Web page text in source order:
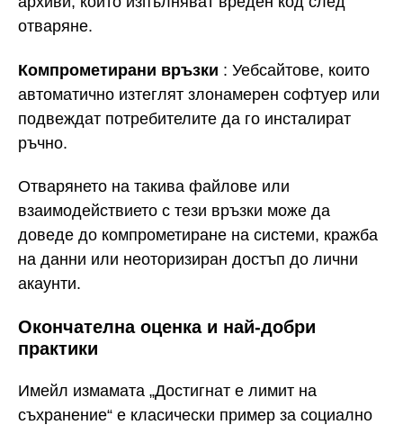
отваряне.
Компрометирани връзки : Уебсайтове, които
автоматично изтеглят злонамерен софтуер или
подвеждат потребителите да го инсталират
ръчно.
Отварянето на такива файлове или
взаимодействието с тези връзки може да
доведе до компрометиране на системи, кражба
на данни или неоторизиран достъп до лични
акаунти.
Окончателна оценка и най-добри
практики
Имейл измамата „Достигнат е лимит на
съхранение“ е класически пример за социално